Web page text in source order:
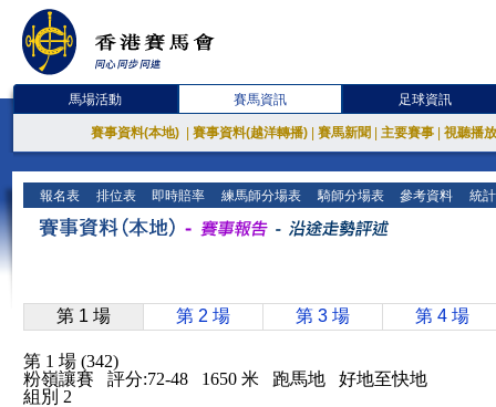
馬場活動 賽馬資訊 足球資訊
賽事資料(本地) 賽事資料(越洋轉播) 賽馬新聞 主要賽事 視聽播
報名表 排位表 即時賠率 練馬師分場表 騎師分場表 參考資料 統
第 1 場 第 2 場 第 3 場 第 4 場
第 1 場 (342)
粉嶺讓賽 評分:72-48 1650 米 跑馬地 好地至快地
組別 2